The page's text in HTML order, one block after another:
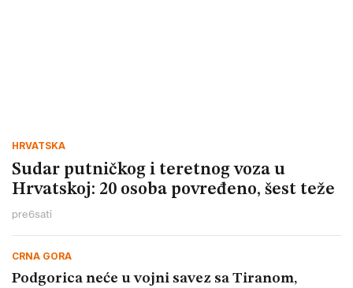
HRVATSKA
Sudar putničkog i teretnog voza u
Hrvatskoj: 20 osoba povređeno, šest teže
pre6sati
CRNA GORA
Podgorica neće u vojni savez sa Tiranom,